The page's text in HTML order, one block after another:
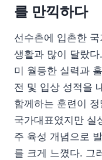
를 만끽하다
선수촌에 입촌한
생활과 많이 달랐
미 월등한 실력과
전 및 입상 성적을
함께하는 훈련이
국가대표였지만 실
주 육성 개념으로
를 크게 느꼈다. 그